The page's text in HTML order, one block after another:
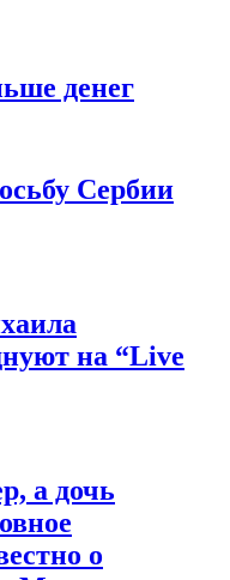
денег
Сербии
на “Live
а дочь
о